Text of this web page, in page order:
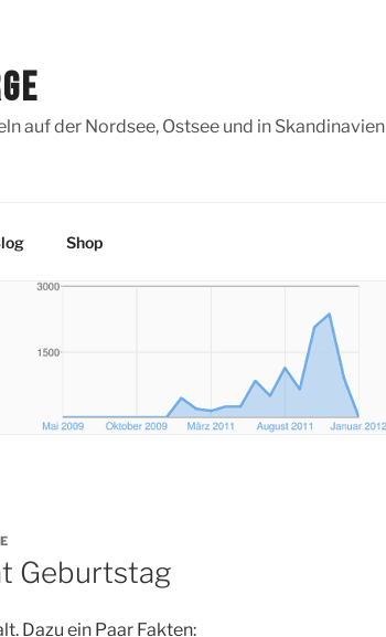
auf der Nordsee, Ostsee und in Skandinavien
Shop
Geburtstag
Dazu ein Paar Fakten: